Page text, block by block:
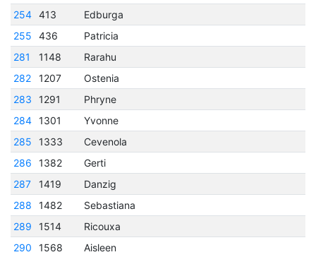
254 413
Edburga
255
436
Patricia
281
1148
Rarahu
282
1207
Ostenia
283
1291
Phryne
284 1301
Yvonne
285
1333
Cevenola
286
1382
Gerti
287
1419
Danzig
288
1482
Sebastiana
289
1514
Ricouxa
290
1568
Aisleen